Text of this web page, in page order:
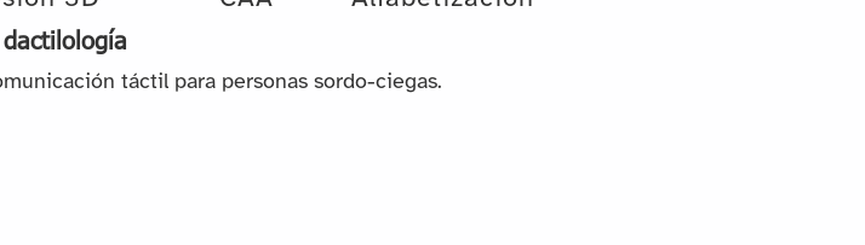
táctil para personas sordo-ciegas.